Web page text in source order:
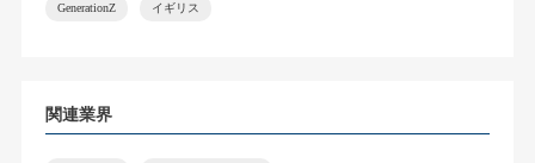
GenerationZ イギリス
関連業界